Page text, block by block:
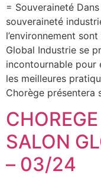
= Souveraineté
souveraineté
l’environnement
Global Industrie se
incontournable pour
les meilleures
Chorège présentera
SALON
– 03/24